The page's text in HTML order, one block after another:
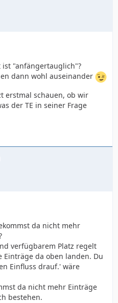
ist "anfängertauglich"?
dann wohl auseinander
erstmal schauen, ob wir
der TE in seiner Frage
da nicht mehr
verfügbarem Platz regelt
Einträge da oben landen. Du
Einfluss drauf.' wäre
da nicht mehr Einträge
bestehen.